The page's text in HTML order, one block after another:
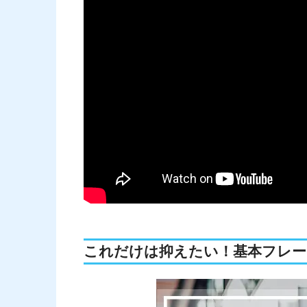
これだけは抑えたい！基本フレ